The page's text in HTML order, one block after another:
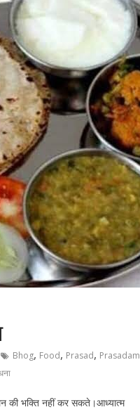
Bhog, Food, Prasad, Prasadam
की भक्ति नहीं कर सकते।आध्यात्म